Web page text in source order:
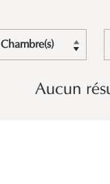
Chambre(s)
Aucun